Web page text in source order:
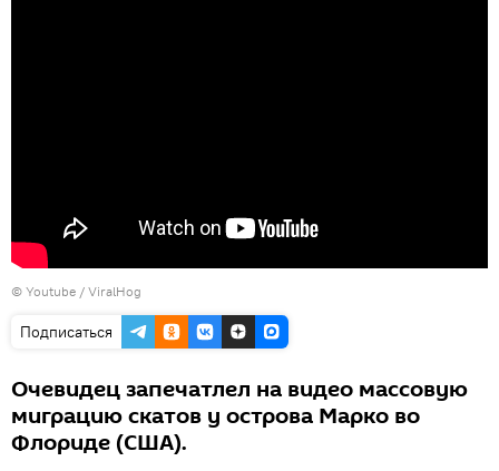
© Youtube / ViralHog
Подписаться
Очевидец запечатлел на видео массовую
миграцию скатов у острова Марко во
Флориде (США).